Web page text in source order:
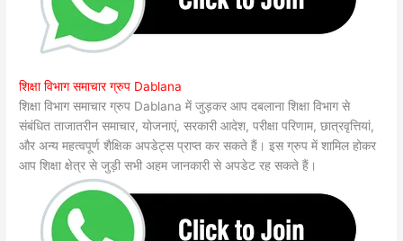
शिक्षा विभाग समाचार ग्रुप Dablana
शिक्षा विभाग समाचार ग्रुप Dablana में जुड़कर आप दबलाना शिक्षा विभाग से
संबंधित ताजातरीन समाचार, योजनाएं, सरकारी आदेश, परीक्षा परिणाम, छात्रवृत्तियां,
और अन्य महत्वपूर्ण शैक्षिक अपडेट्स प्राप्त कर सकते हैं। इस ग्रुप में शामिल होकर
आप शिक्षा क्षेत्र से जुड़ी सभी अहम जानकारी से अपडेट रह सकते हैं।